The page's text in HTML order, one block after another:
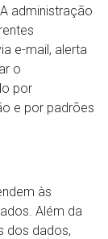
administração
e-mail, alerta
o
por
e por padrões
às
Além da
dos dados,